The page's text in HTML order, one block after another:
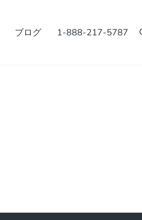
ブログ 1-888-217-5787